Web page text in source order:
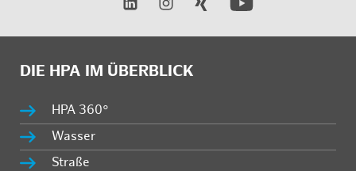
DIE HPA IM ÜBERBLICK
HPA 360°
Wasser
Straße